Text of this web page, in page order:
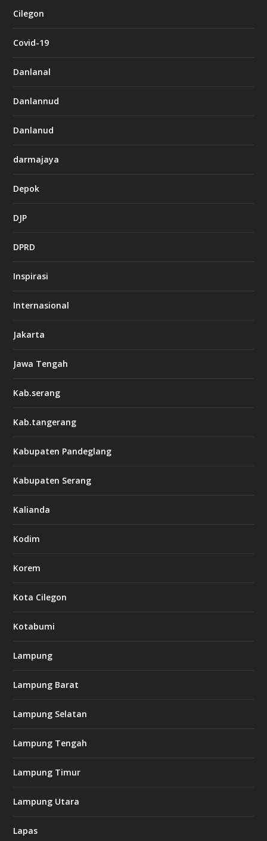
Cilegon
Covid-19
Danlanal
Danlannud
Danlanud
darmajaya
Depok
DJP
DPRD
Inspirasi
Internasional
Jakarta
Jawa Tengah
Kab.serang
Kab.tangerang
Kabupaten Pandeglang
Kabupaten Serang
Kalianda
Kodim
Korem
Kota Cilegon
Kotabumi
Lampung
Lampung Barat
Lampung Selatan
Lampung Tengah
Lampung Timur
Lampung Utara
Lapas